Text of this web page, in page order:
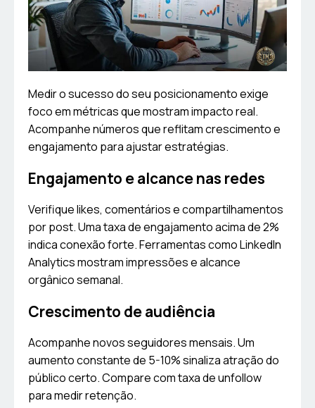
Medir o sucesso do seu posicionamento exige
foco em métricas que mostram impacto real.
Acompanhe números que reflitam crescimento e
engajamento para ajustar estratégias.
Engajamento e alcance nas redes
Verifique likes, comentários e compartilhamentos
por post. Uma taxa de engajamento acima de 2%
indica conexão forte. Ferramentas como LinkedIn
Analytics mostram impressões e alcance
orgânico semanal.
Crescimento de audiência
Acompanhe novos seguidores mensais. Um
aumento constante de 5-10% sinaliza atração do
público certo. Compare com taxa de unfollow
para medir retenção.